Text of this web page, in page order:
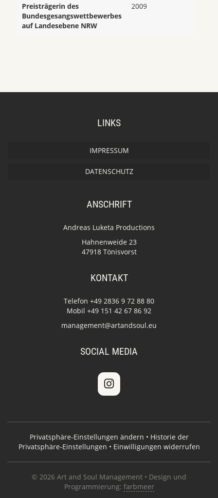
Preisträgerin des
Bundesgesangswettbewerbes
auf Landesebene NRW
2009
LINKS
IMPRESSUM
DATENSCHUTZ
ANSCHRIFT
Andreas Luketa Productions
Hahnenweide 23
47918 Tönisvorst
KONTAKT
Telefon +49 2836 9 72 88 80
Mobil +49 151 42 67 86 92
management@artandsoul.eu
SOCIAL MEDIA
Privatsphäre-Einstellungen ändern • Historie der
Privatsphäre-Einstellungen • Einwilligungen widerrufen
© 2026 Art and Soul Management • Design und
Programmierung: farbmeer